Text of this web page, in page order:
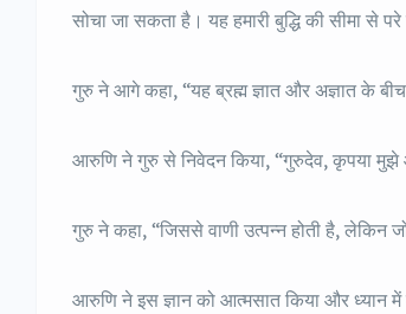
सोचा जा सकता है। यह हमारी बुद्धि की सीमा से
गुरु ने आगे कहा, “यह ब्रह्म ज्ञात और अज्ञात के
आरुणि ने गुरु से निवेदन किया, “गुरुदेव, कृपया मुझे
गुरु ने कहा, “जिससे वाणी उत्पन्न होती है, लेकिन
आरुणि ने इस ज्ञान को आत्मसात किया और ध्यान